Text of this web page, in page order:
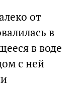
от
в
в воде
с ней